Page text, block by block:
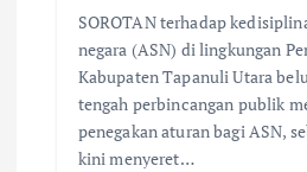
SOROTAN terhadap
negara (ASN) di lingkungan
Kabupaten Tapanuli Utara
tengah perbincangan publik
penegakan aturan bagi ASN,
kini menyeret…